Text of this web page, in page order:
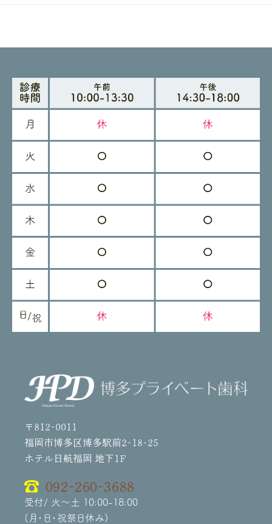
〒812-0011
福岡市博多区博多駅前2-18-25
ホテル日航福岡 地下1F
092-260-3688
受付/ 火～土 10:00-18:00
(月・日・祝祭日休み)